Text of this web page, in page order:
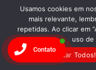
NaWandertec,
cliente. Nossos
excelência,
eletrodoméstico
na Wandertec e
Usamos cookies em
mais relevante,
repetidas. Ao clicar em
uso de
Aceitar Todos!
Contato